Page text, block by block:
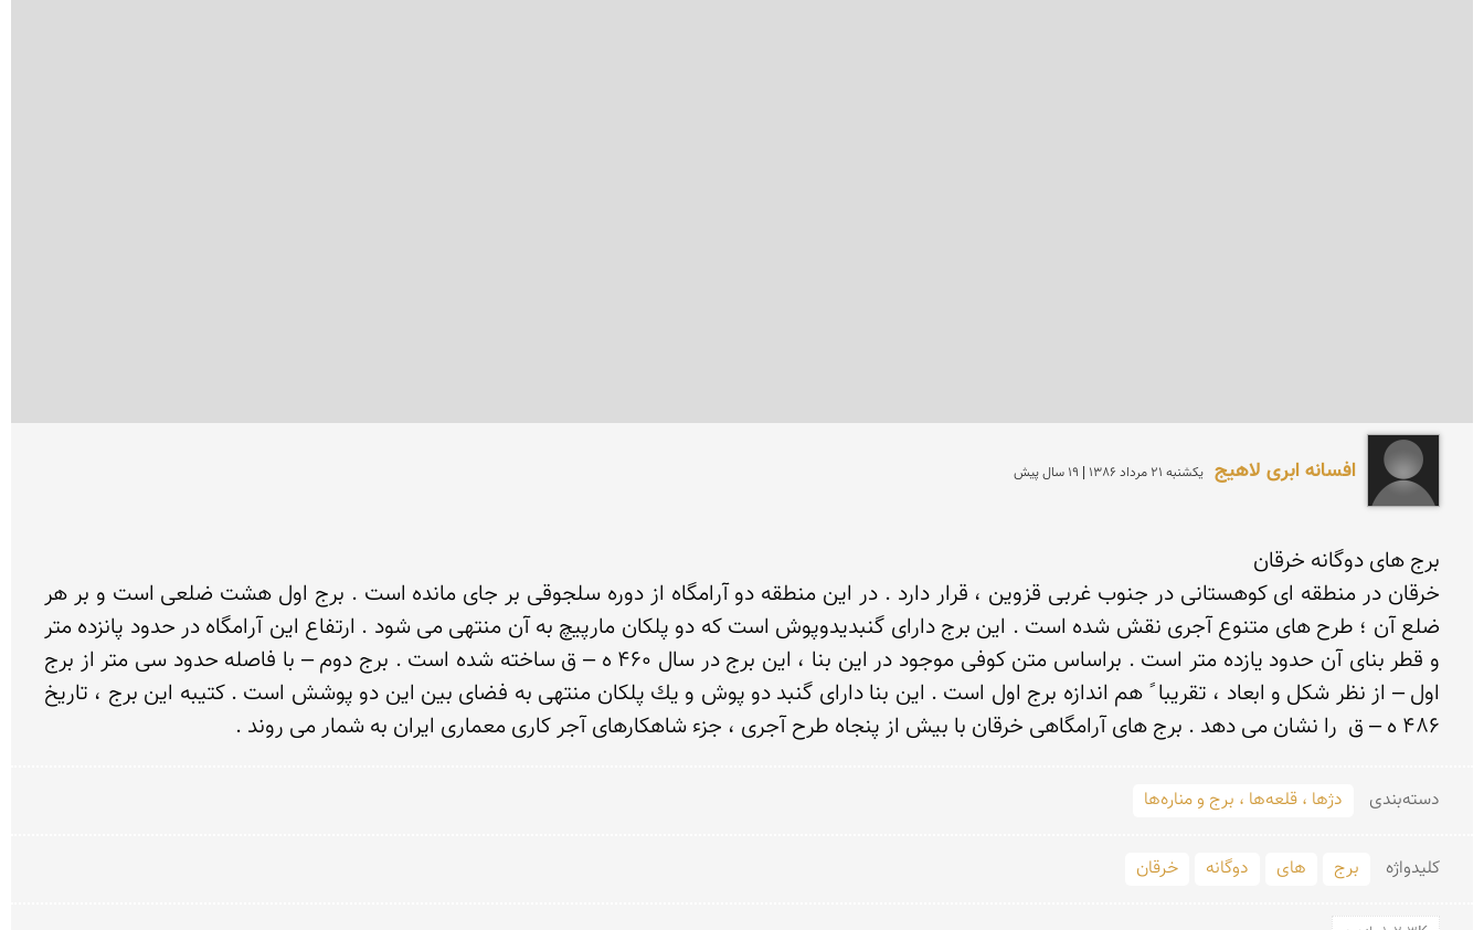
افسانه ابری لاهیج يكشنبه 21 مرداد 1386 | 19 سال پیش
486 ه – ق  را نشان می دهد . برج های آرامگاهی خرقان با بیش از پنجاه طرح آجری ، جزء شاهكارهای آجر كاری معماری ایران به شمار می روند .
دسته‌بندی دژها ، قلعه‌ها ، برج و مناره‌ها
کلید‌واژه برج های دوگانه خرقان